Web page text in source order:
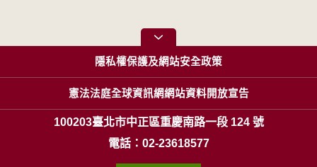
隱私權保護及網站安全政策
憲法法庭全球資訊網網站資料開放宣告
100203臺北市中正區重慶南路一段 124 號
電話：02-23618577